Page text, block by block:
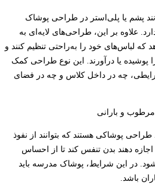
پشم یا پلی‌استر در طراحی پوشاک
علاوه بر این، طراحی‌های لایه‌ای به
که لباس‌های خود را به‌راحتی تنظیم کنند و
پوشیده یا درآورند. این نوع طراحی کمک
چه در داخل کلاس و چه در فضای
پوشاکی هستند که بتوانند از نفوذ
دهند بدن تنفس کند تا از احساس
در این شرایط، پوشاک مدرسه باید
باشد.